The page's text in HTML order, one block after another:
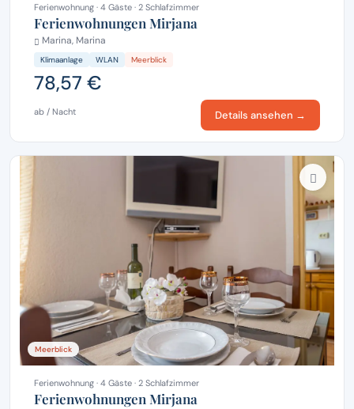
Ferienwohnung · 4 Gäste · 2 Schlafzimmer
Ferienwohnungen Mirjana
Marina, Marina
Klimaanlage WLAN Meerblick
78,57 €
ab / Nacht Details ansehen →
Meerblick
Ferienwohnung · 4 Gäste · 2 Schlafzimmer
Ferienwohnungen Mirjana